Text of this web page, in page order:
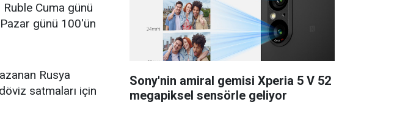
Cuma günü
günü 100'ün
Rusya
satmaları için
Sony'nin amiral gemisi Xperia 5 V 52
megapiksel sensörle geliyor